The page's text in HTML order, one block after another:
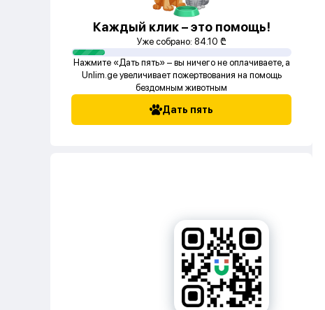
Каждый клик – это помощь!
Уже собрано: 84.10 ₾
Нажмите «Дать пять» – вы ничего не оплачиваете, а
Unlim.ge увеличивает пожертвования на помощь
бездомным животным
Дать пять